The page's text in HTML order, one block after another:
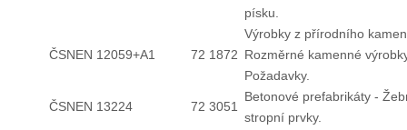
písku.
ČSNEN 12059+A1 72 1872
Výrobky z přírodního
Rozměrné kamenné
Požadavky.
ČSNEN 13224 72 3051
Betonové prefabrikáty -
stropní prvky.